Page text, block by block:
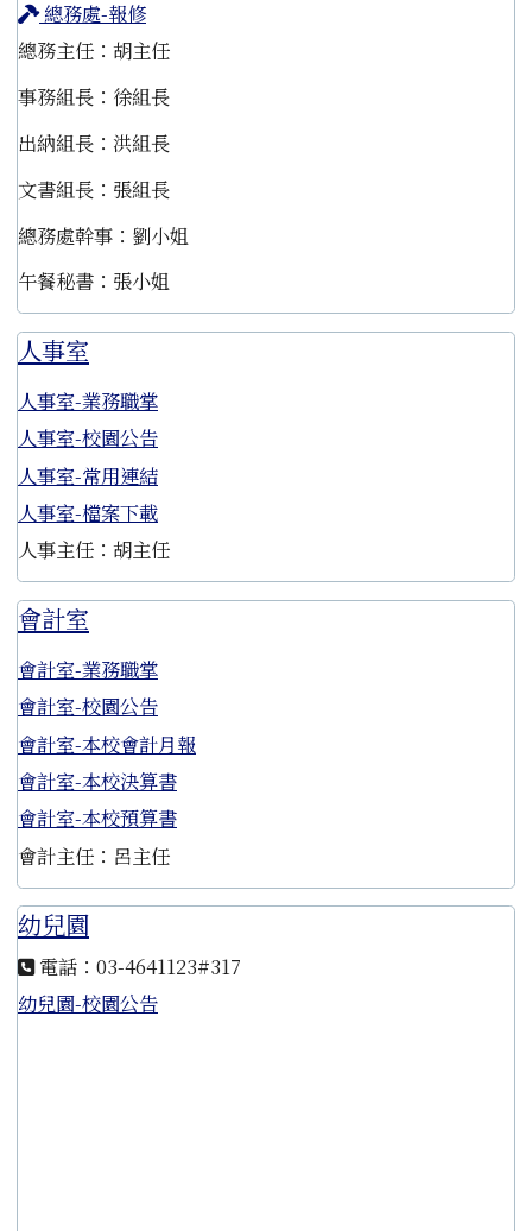
總務處-報修
總務主任：胡主任
事務組長：徐組長
出納組長：洪組長
文書組長：張組長
總務處幹事：劉小姐
午餐秘書：張小姐
人事室
人事室-業務職掌
人事室-校園公告
人事室-常用連結
人事室-檔案下載
人事主任：胡主任
會計室
會計室-業務職掌
會計室-校園公告
會計室-本校會計月報
會計室-本校決算書
會計室-本校預算書
會計主任：呂主任
幼兒園
電話：03-4641123#317
幼兒園-校園公告